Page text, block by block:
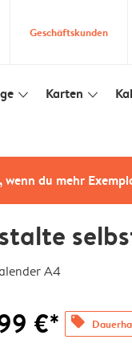
Geschäftskunden
slim_arrow_down Karten slim_arrow_down
du mehr
A4
€* offers